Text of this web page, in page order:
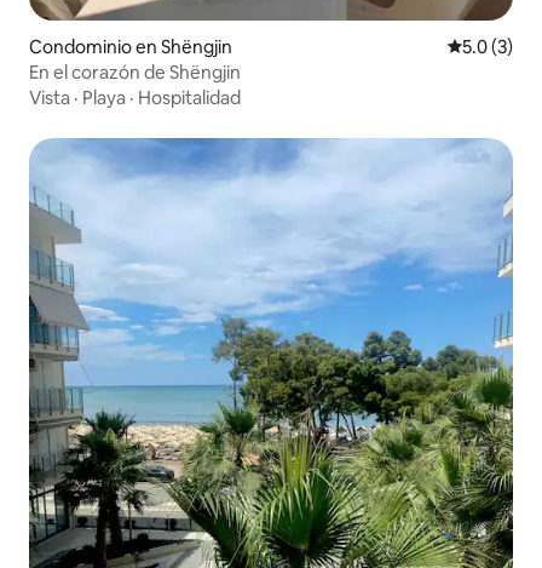
Condominio en Shëngjin
5.0 (3)
En el corazón de Shëngjin
Vista · Playa · Hospitalidad